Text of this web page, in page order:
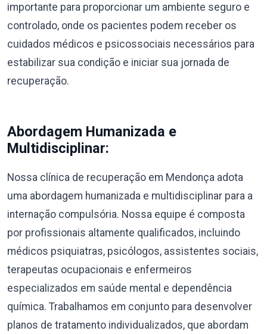
importante para proporcionar um ambiente seguro e
controlado, onde os pacientes podem receber os
cuidados médicos e psicossociais necessários para
estabilizar sua condição e iniciar sua jornada de
recuperação.
Abordagem Humanizada e
Multidisciplinar:
Nossa clínica de recuperação em Mendonça adota
uma abordagem humanizada e multidisciplinar para a
internação compulsória. Nossa equipe é composta
por profissionais altamente qualificados, incluindo
médicos psiquiatras, psicólogos, assistentes sociais,
terapeutas ocupacionais e enfermeiros
especializados em saúde mental e dependência
química. Trabalhamos em conjunto para desenvolver
planos de tratamento individualizados, que abordam